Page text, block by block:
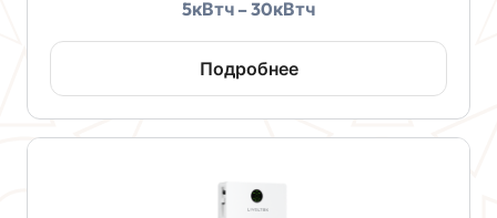
5кВтч – 30кВтч
Подробнее